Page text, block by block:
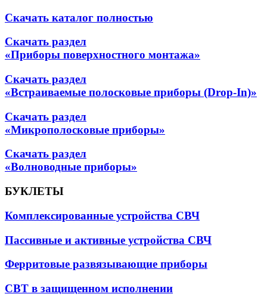
Скачать каталог полностью
Скачать раздел
«Приборы поверхностного монтажа»
Скачать раздел
«Встраиваемые полосковые приборы (Drop-In)»
Скачать раздел
«Микрополосковые приборы»
Скачать раздел
«Волноводные приборы»
БУКЛЕТЫ
Комплексированные устройства СВЧ
Пассивные и активные устройства СВЧ
Ферритовые развязывающие приборы
СВТ в защищенном исполнении